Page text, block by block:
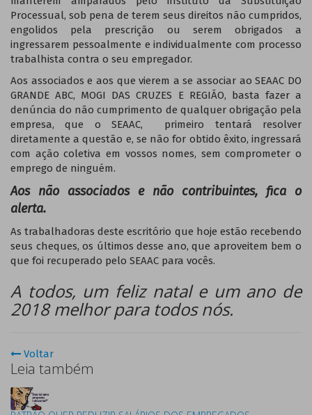
Processual, sob pena de terem seus direitos não cumpridos,
engolidos pela prescrição ou serem obrigados a
ingressarem pessoalmente e individualmente com processo
trabalhista contra o seu empregador.
Aos associados e aos que vierem a se associar ao SEAAC DO
GRANDE ABC, MOGI DAS CRUZES E REGIÃO, basta fazer a
denúncia do não cumprimento de qualquer obrigação pela
empresa, que o SEAAC, primeiro tentará resolver
diretamente a questão e, se não for obtido êxito, ingressará
com ação coletiva em vossos nomes, sem comprometer o
emprego de ninguém.
Aos não associados e não contribuintes, fica o
alerta.
As trabalhadoras deste escritório que hoje estão recebendo
seus cheques, os últimos desse ano, que aproveitem bem o
que foi recuperado pelo SEAAC para vocês.
A todos, um feliz natal e um ano de
2018 melhor para todos nós.
Voltar
Leia também